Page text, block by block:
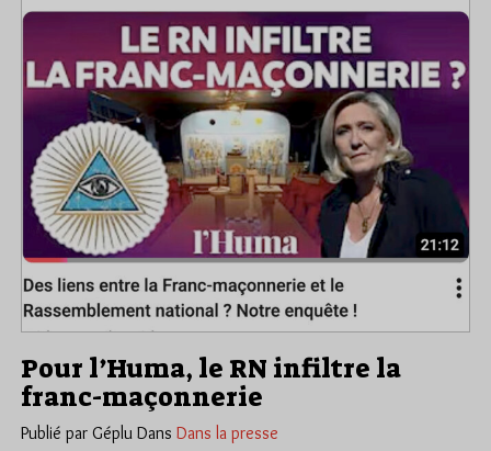
Pour l’Huma, le RN infiltre la
franc-maçonnerie
Publié par Géplu Dans Dans la presse